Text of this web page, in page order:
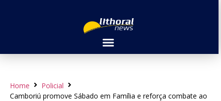
Home
Policial
Camboriú promove Sábado em Família e reforça combate ao